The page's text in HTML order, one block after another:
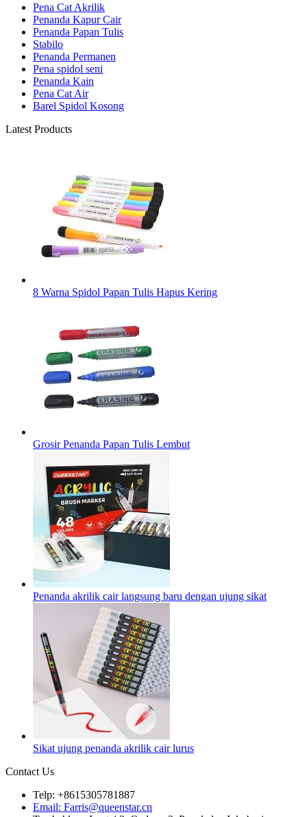
Pena Cat Akrilik
Penanda Kapur Cair
Penanda Papan Tulis
Stabilo
Penanda Permanen
Pena spidol seni
Penanda Kain
Pena Cat Air
Barel Spidol Kosong
Latest Products
8 Warna Spidol Papan Tulis Hapus Kering
Grosir Penanda Papan Tulis Lembut
Penanda akrilik cair langsung baru dengan ujung sikat
Sikat ujung penanda akrilik cair lurus
Contact Us
Telp: +8615305781887
Email: Farris@queenstar.cn